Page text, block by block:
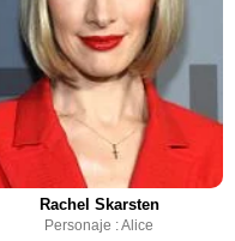
Rachel Skarsten
Personaje : Alice